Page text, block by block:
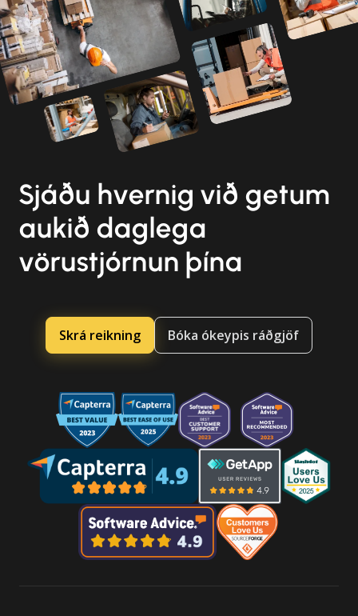
Sjáðu hvernig við getum
aukið daglega
vörustjórnun þína
Skrá reikning Bóka ókeypis ráðgjöf